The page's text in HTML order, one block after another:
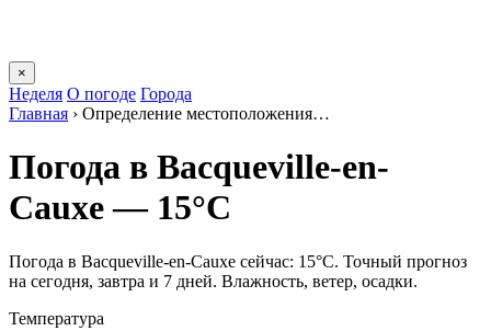
×
Неделя О погоде Города
Главная › Определение местоположения…
Погода в Bacqueville-en-
Cauxе — 15°C
Погода в Bacqueville-en-Cauxе сейчас: 15°C. Точный прогноз
на сегодня, завтра и 7 дней. Влажность, ветер, осадки.
Температура